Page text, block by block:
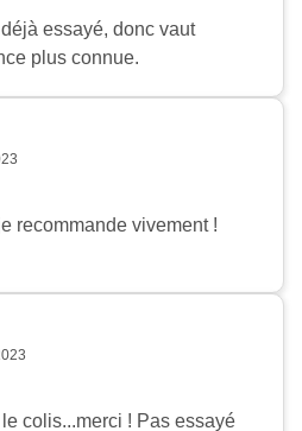
essayé, donc vaut
plus connue.
recommande vivement !
colis...merci ! Pas essayé